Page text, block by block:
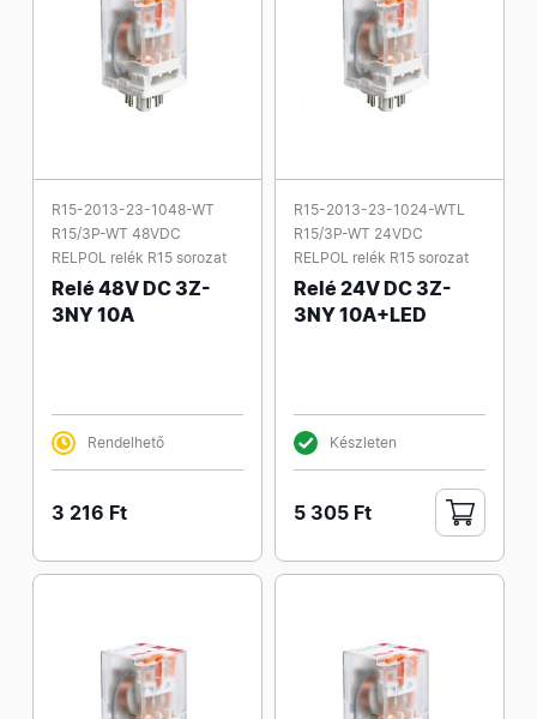
R15-2013-23-1048-WT
R15/3P-WT 48VDC
RELPOL relék R15 sorozat
Relé 48V DC 3Z-
3NY 10A
Rendelhető
3 216 Ft
R15-2013-23-1024-WTL
R15/3P-WT 24VDC
RELPOL relék R15 sorozat
Relé 24V DC 3Z-
3NY 10A+LED
Készleten
5 305 Ft